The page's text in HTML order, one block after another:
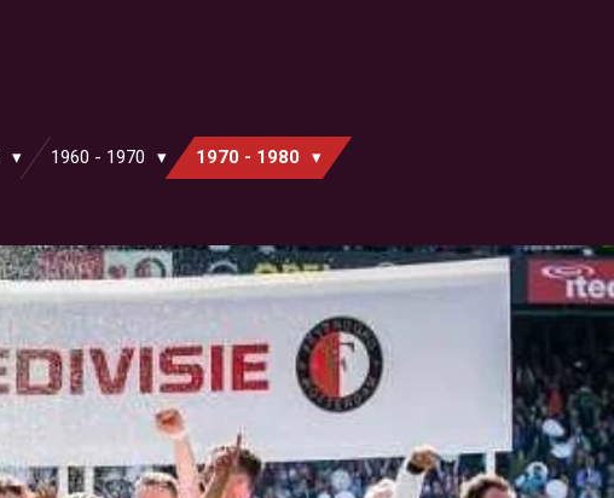
1960 - 1970 1970 - 1980